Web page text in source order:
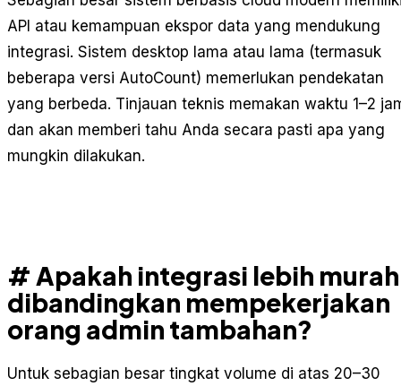
API atau kemampuan ekspor data yang mendukung
integrasi. Sistem desktop lama atau lama (termasuk
beberapa versi AutoCount) memerlukan pendekatan
yang berbeda. Tinjauan teknis memakan waktu 1–2
dan akan memberi tahu Anda secara pasti apa yang
mungkin dilakukan.
# Apakah integrasi lebih murah
dibandingkan mempekerjakan
orang admin tambahan?
Untuk sebagian besar tingkat volume di atas 20–30